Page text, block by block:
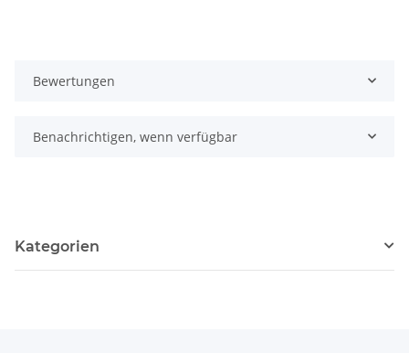
Bewertungen
Benachrichtigen, wenn verfügbar
Kategorien